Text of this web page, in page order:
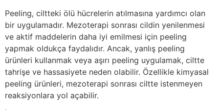
Peeling, ciltteki ölü hücrelerin atılmasına yardımcı olan
bir uygulamadır. Mezoterapi sonrası cildin yenilenmesi
ve aktif maddelerin daha iyi emilmesi için peeling
yapmak oldukça faydalıdır. Ancak, yanlış peeling
ürünleri kullanmak veya aşırı peeling uygulamak, ciltte
tahrişe ve hassasiyete neden olabilir. Özellikle kimyasal
peeling ürünleri, mezoterapi sonrası ciltte istenmeyen
reaksiyonlara yol açabilir.